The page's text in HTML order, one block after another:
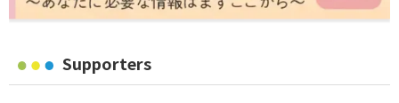
Supporters